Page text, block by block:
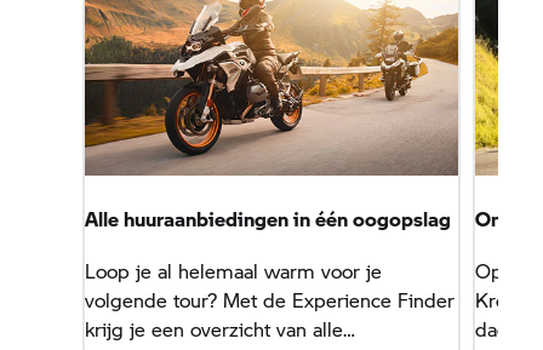
Alle huuraanbiedingen in één oogopslag
Loop je al helemaal warm voor je
volgende tour? Met de Experience Finder
krijg je een overzicht van alle
Onze
Op